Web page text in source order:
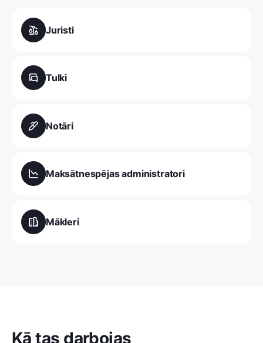
Juristi
Tulki
Notāri
Maksātnespējas administratori
Mākleri
Kā tas darbojas